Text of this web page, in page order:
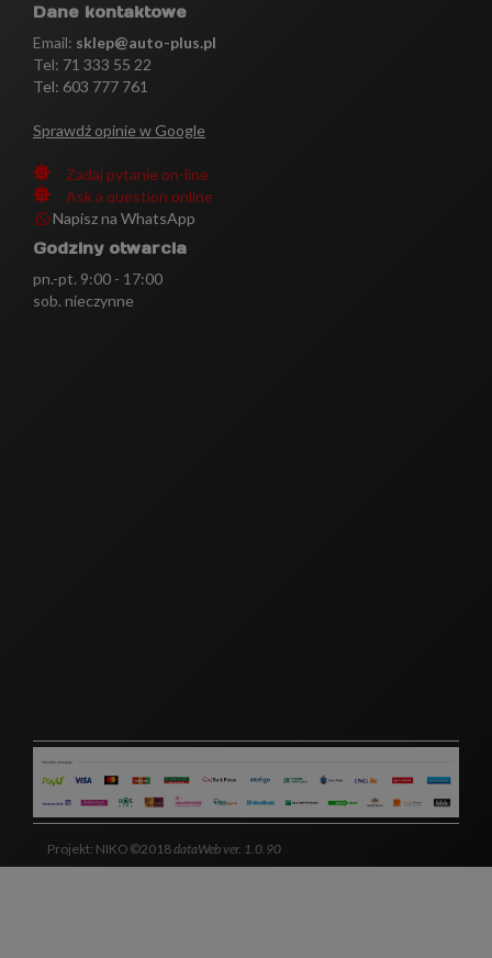
Dane kontaktowe
Email: sklep@auto-plus.pl
Tel: 71 333 55 22
Tel: 603 777 761
Sprawdź opinie w Google
Zadaj pytanie on-line
Ask a question online
Napisz na WhatsApp
Godziny otwarcia
pn.-pt. 9:00 - 17:00
sob. nieczynne
Projekt: NIKO ©2018dataWeb ver. 1.0.90